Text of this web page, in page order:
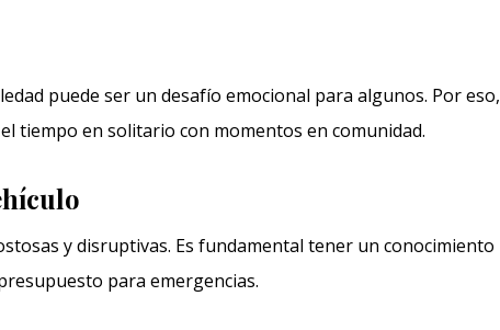
puede ser un desafío emocional para algunos. Por eso,
tiempo en solitario con momentos en comunidad.
y disruptivas. Es fundamental tener un conocimiento
para emergencias.